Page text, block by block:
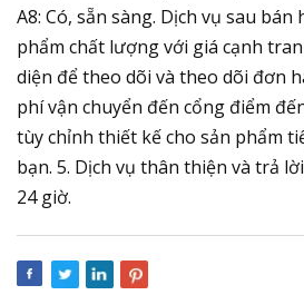
A8: Có, sẵn sàng. Dịch vụ sau bán
phẩm chất lượng với giá cạnh
diện để theo dõi và theo dõi đơn
phí vận chuyển đến cổng điểm
tùy chỉnh thiết kế cho sản phẩm
bạn. 5. Dịch vụ thân thiện và trả
24 giờ.